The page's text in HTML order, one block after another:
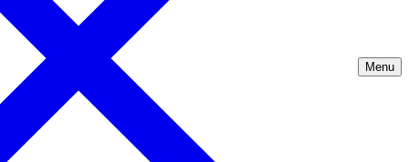
Menu